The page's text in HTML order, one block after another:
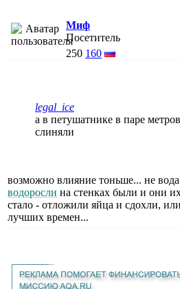
Миф
Посетитель
250 160
legal_ice
а в петушатнике в паре
слиняли
возможно влияние тоньше... не
водоросли на стенках были и они
стало - отложили яйца и сдохли,
лучших времен...